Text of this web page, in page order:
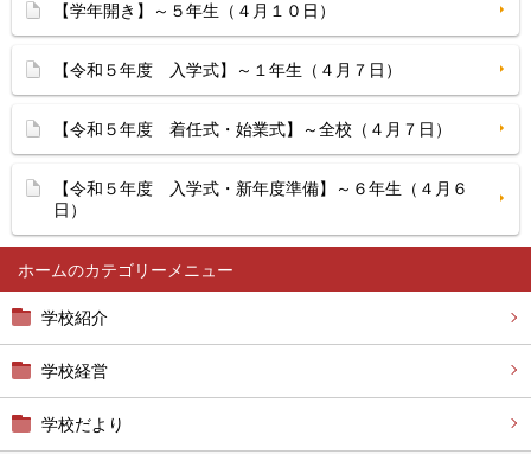
ホーム
学校紹介
学校経営
学校だより
【学年開き】～５年生（４月１０日）
【令和５年度 入学式】～１年生（４月７日）
【令和５年度 着任式・始業式】～全校（４月７日）
【令和５年度 入学式・新年度準備】～６年生（４月６
日）